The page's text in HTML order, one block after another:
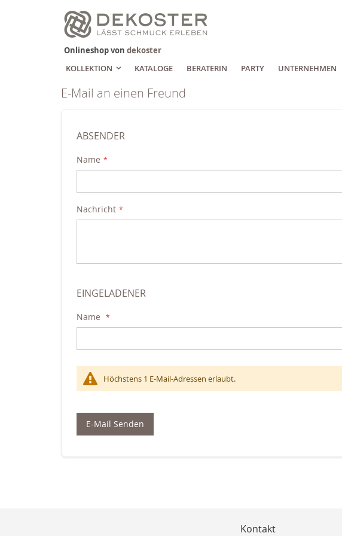
Zum
Inhalt
springen
Onlineshop von dekoster
KOLLEKTION
KATALOGE BERATERIN PARTY UNTERNEHMEN
E-Mail an einen Freund
ABSENDER
Name
Nachricht
EINGELADENER
Name
Höchstens 1 E-Mail-Adressen erlaubt.
E-Mail Senden
Kontakt